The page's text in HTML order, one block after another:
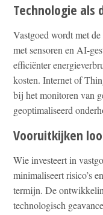
Technologie als
Vastgoed wordt met
met sensoren en AI-
efficiënter
kosten. Internet of
bij het monitoren van
geoptimaliseerd
Vooruitkijken
Wie investeert in
minimaliseert risico’s
termijn. De
technologisch